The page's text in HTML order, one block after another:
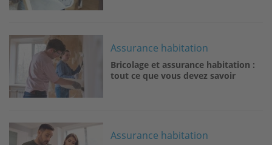
Image
Assurance habitation
Bricolage et assurance habitation :
tout ce que vous devez savoir
Assurance habitation